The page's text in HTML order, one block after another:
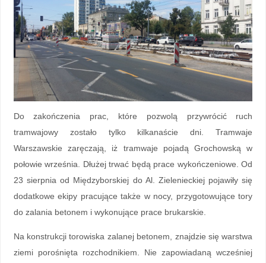
Do zakończenia prac, które pozwolą przywrócić ruch
tramwajowy zostało tylko kilkanaście dni. Tramwaje
Warszawskie zaręczają, iż tramwaje pojadą Grochowską w
połowie września. Dłużej trwać będą prace wykończeniowe. Od
23 sierpnia od Międzyborskiej do Al. Zielenieckiej pojawiły się
dodatkowe ekipy pracujące także w nocy, przygotowujące tory
do zalania betonem i wykonujące prace brukarskie.
Na konstrukcji torowiska zalanej betonem, znajdzie się warstwa
ziemi porośnięta rozchodnikiem. Nie zapowiadaną wcześniej